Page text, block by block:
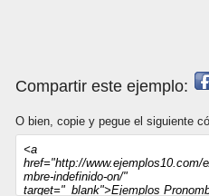
Compartir este ejemplo:
O bien, copie y pegue el siguiente